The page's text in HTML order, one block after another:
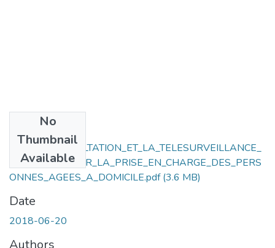
No
Thumbnail
Available
A_TELE_CONSULTATION_ET_LA_TELESURVEILLANCE_
MEDICALE_POUR_LA_PRISE_EN_CHARGE_DES_PERS
ONNES_AGEES_A_DOMICILE.pdf(3.6 MB)
Date
2018-06-20
Authors